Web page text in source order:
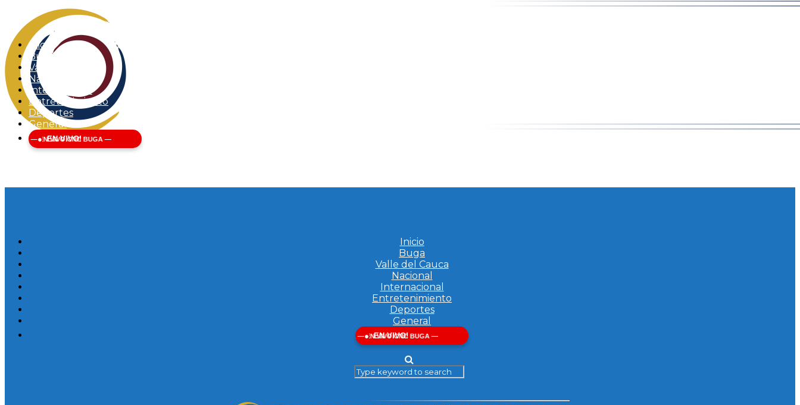
Inicio
Buga
Valle del Cauca
Nacional
Internacional
Entretenimiento
Deportes
General
EN VIVO!
Inicio
Buga
Valle del Cauca
Nacional
Internacional
Entretenimiento
Deportes
General
EN VIVO!